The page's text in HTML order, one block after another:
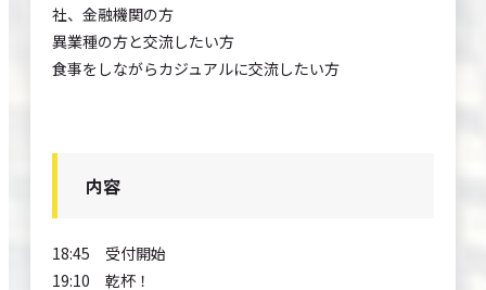
社、金融機関の方
異業種の方と交流したい方
食事をしながらカジュアルに交流したい方
内容
18:45 受付開始
19:10 乾杯！